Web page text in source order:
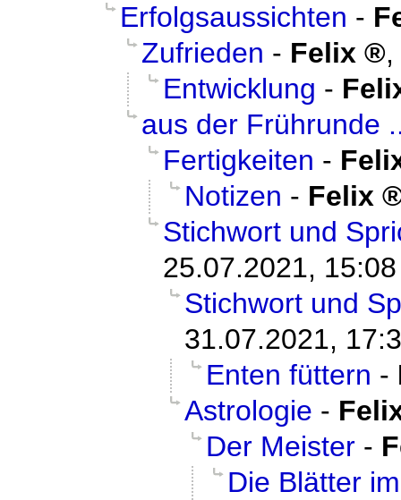
Erfolgsaussichten -
Zufrieden - Felix
,
Entwicklung -
aus der Frührunde
Fertigkeiten -
Notizen - Felix
Stichwort und
25.07.2021, 15:08
Stichwort und
31.07.2021,
Enten füttern -
Astrologie -
Der Meister -
Die Blätter